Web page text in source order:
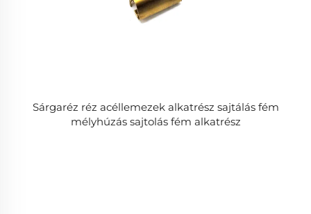
Sárgaréz réz acéllemezek alkatrész sajtálás fém
mélyhúzás sajtolás fém alkatrész